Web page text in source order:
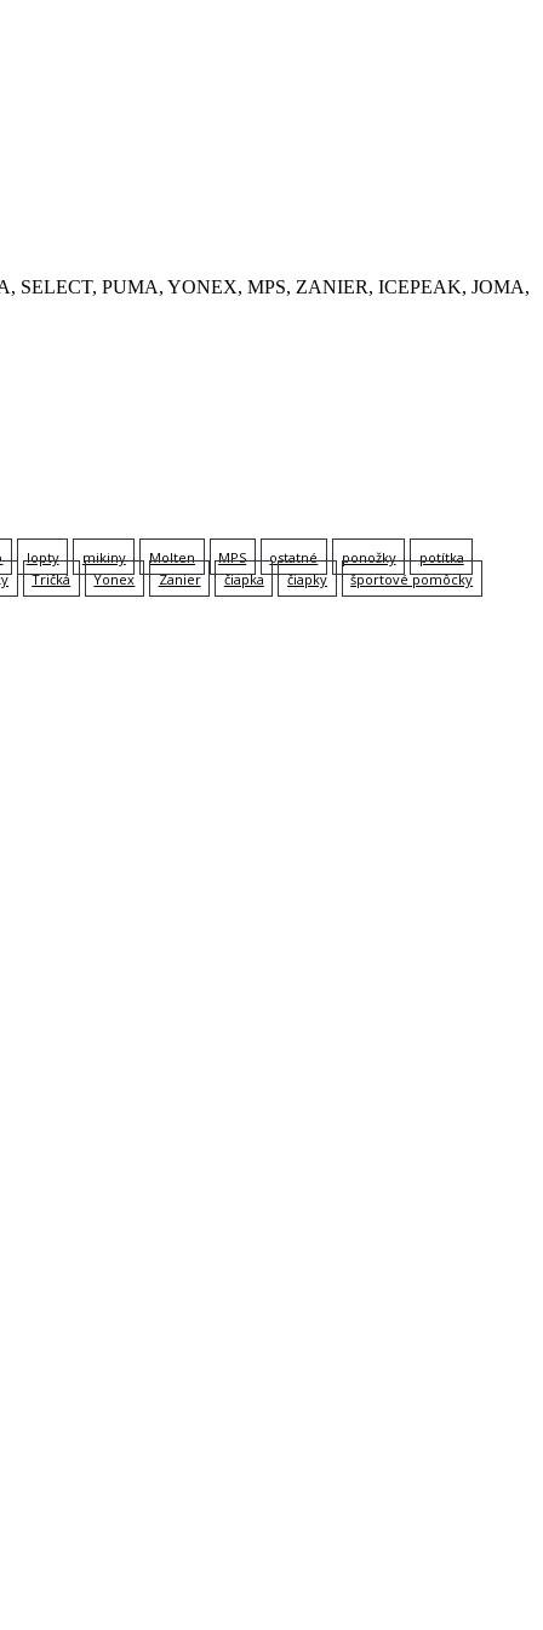
SELECT, PUMA, YONEX, MPS, ZANIER, ICEPEAK, JOMA,
lopty mikiny Molten MPS ostatné ponožky
potítka
Tričká Yonex Zanier čiapka čiapky športové pomôcky